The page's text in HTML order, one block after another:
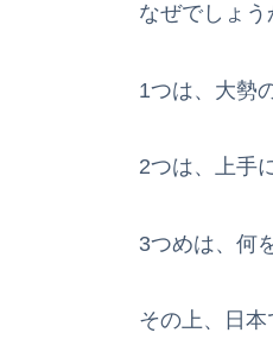
なぜでしょう
1つは、大勢
2つは、上手
3つめは、何
その上、日本